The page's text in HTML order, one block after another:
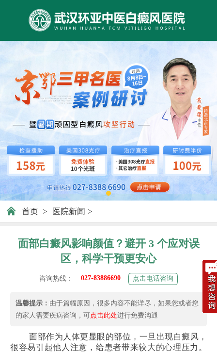
首页 > 医院新闻 >
面部白癜风影响颜值？避开 3 个应对误
区，科学干预更安心
咨询热线： 027-83886690 点击电话咨询
温馨提示： 由于篇幅原因，很多内容不能详尽，如果您或者您
的家人需要疾病咨询，可点击此处进行免费沟通
面部作为人体更显眼的部位，一旦出现白癜风，
很容易引起他人注意，给患者带来较大的心理压力。